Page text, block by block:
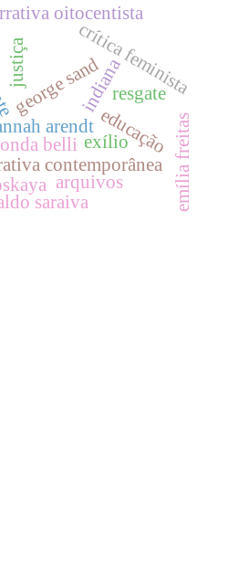
belli
arendt
george sandindiana
crítica feminista
oitocentista
contemporânea emília freitas
educação
resgate
justiça
exílio
saraiva
arquivos